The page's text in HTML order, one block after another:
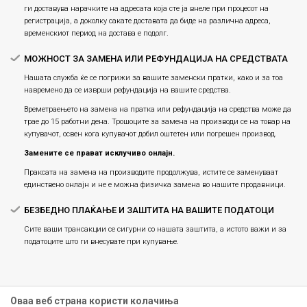
ги доставува нарачките на адресата која сте ја внеле при процесот на
регистрација, а доколку сакате доставата да биде на различна адреса,
временскиот период на достава е подолг.
МОЖНОСТ ЗА ЗАМЕНА ИЛИ РЕФУНДАЦИЈА НА СРЕДСТВАТА
Нашата служба ќе се погрижи за вашите заменски пратки, како и за тоа
навремено да се изврши рефундација на вашите средства.
Времетраењето на замена на пратка или рефундацијa на средства може да
трае до 15 работни дена. Трошоците за замена на производи се на товар на
купувачот, освен кога купувачот добил оштетен или погрешен производ.
Замените се прават исклучиво онлајн.
Праксата на замена на производите продолжува, истите се заменуваат
единствено онлајн и не е можна физичка замена во нашите продавници.
БЕЗБЕДНО ПЛАЌАЊЕ И ЗАШТИТА НА ВАШИТЕ ПОДАТОЦИ
Сите ваши трансакции се сигурни со нашата заштита, а истото важи и за
податоците што ги внесувате при купување.
Оваа веб страна користи колачиња